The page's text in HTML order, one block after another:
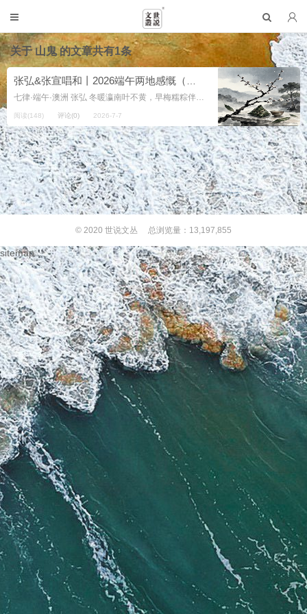
关于山鬼的文章共有1条
七律·端午·澳洲 张弘 冬暖瀛南叶不黄，早梅糯粽伴幽芳。 胸中块垒留堆结，眼际风光剩郁苍。 老去谁同千里志，身馀我独百...
阅读(148) 评论(0) 2026-7-7
© 2020 世说文丛 总浏览量：13,197,855
sitemap